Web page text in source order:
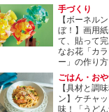
手づくり
【ボーネル
ぼ！】画用
て、貼って
なお花「カ
ー」の作り方
ごはん・お
【具材と調
ン】ケチャ
味！「うど